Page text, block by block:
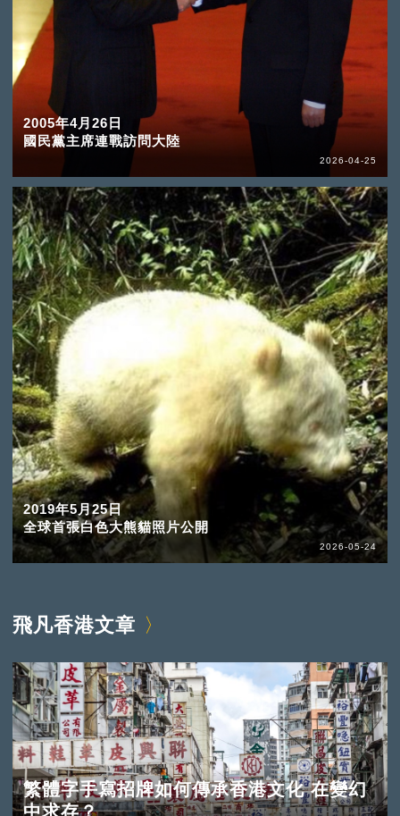
2005年4月26日
國民黨主席連戰訪問大陸
2026-04-25
2019年5月25日
全球首張白色大熊貓照片公開
2026-05-24
飛凡香港文章
繁體字手寫招牌如何傳承香港文化 在變幻
中求存？